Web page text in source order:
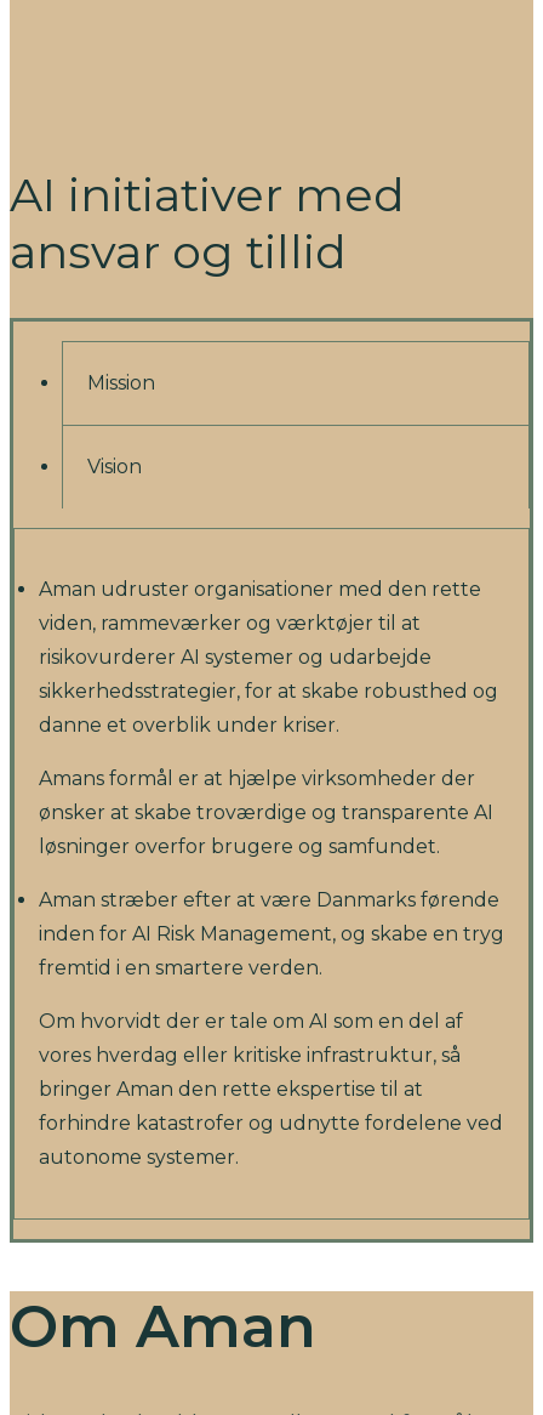
AI initiativer med
ansvar og tillid
Mission
Vision
Aman udruster organisationer med den rette
viden, rammeværker og værktøjer til at
risikovurderer AI systemer og udarbejde
sikkerhedsstrategier, for at skabe robusthed og
danne et overblik under kriser.
Amans formål er at hjælpe virksomheder der
ønsker at skabe troværdige og transparente AI
løsninger overfor brugere og samfundet.
Aman stræber efter at være Danmarks førende
inden for AI Risk Management, og skabe en tryg
fremtid i en smartere verden.
Om hvorvidt der er tale om AI som en del af
vores hverdag eller kritiske infrastruktur, så
bringer Aman den rette ekspertise til at
forhindre katastrofer og udnytte fordelene ved
autonome systemer.
Om Aman